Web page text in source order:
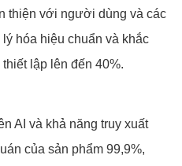
thiện với người dùng và các
hóa hiệu chuẩn và khắc
lập lên đến 40%.
AI và khả năng truy xuất
của sản phẩm 99,9%,